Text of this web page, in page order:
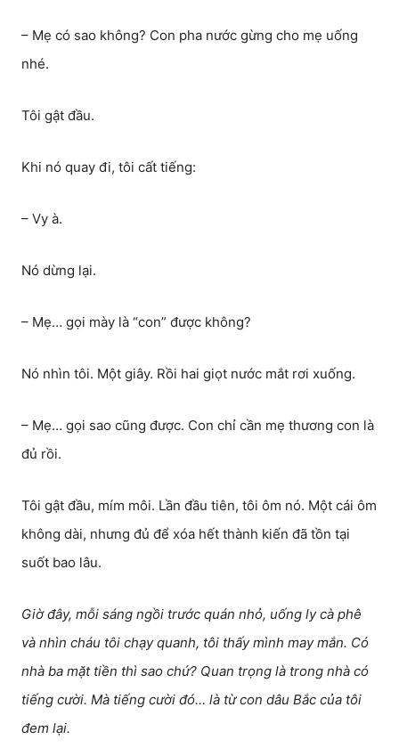
– Mẹ có sao không? Con pha nước gừng cho mẹ uống
nhé.
Tôi gật đầu.
Khi nó quay đi, tôi cất tiếng:
– Vy à.
Nó dừng lại.
– Mẹ… gọi mày là “con” được không?
Nó nhìn tôi. Một giây. Rồi hai giọt nước mắt rơi xuống.
– Mẹ… gọi sao cũng được. Con chỉ cần mẹ thương con là
đủ rồi.
Tôi gật đầu, mím môi. Lần đầu tiên, tôi ôm nó. Một cái ôm
không dài, nhưng đủ để xóa hết thành kiến đã tồn tại
suốt bao lâu.
Giờ đây, mỗi sáng ngồi trước quán nhỏ, uống ly cà phê
và nhìn cháu tôi chạy quanh, tôi thấy mình may mắn. Có
nhà ba mặt tiền thì sao chứ? Quan trọng là trong nhà có
tiếng cười. Mà tiếng cười đó… là từ con dâu Bắc của tôi
đem lại.